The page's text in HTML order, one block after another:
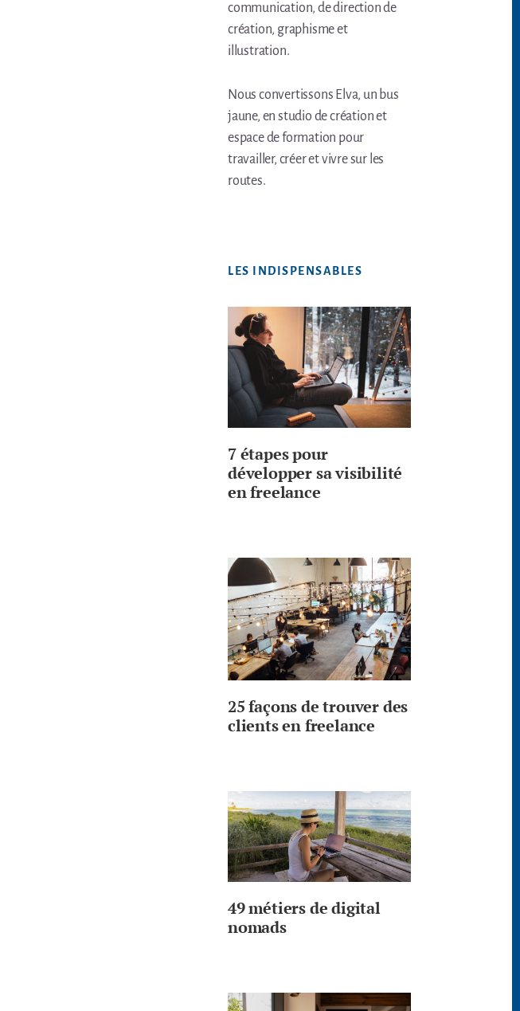
communication, de direction de
création, graphisme et
illustration.
Nous convertissons Elva, un bus
jaune, en studio de création et
espace de formation pour
travailler, créer et vivre sur les
routes.
LES INDISPENSABLES
7 étapes pour
développer sa visibilité
en freelance
25 façons de trouver des
clients en freelance
49 métiers de digital
nomads